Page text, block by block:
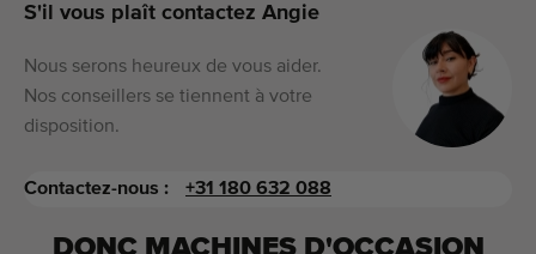
S'il vous plaît contactez Angie
Nous serons heureux de vous aider.
Nos conseillers se tiennent à votre
disposition.
Contactez-nous : +31 180 632 088
DONC MACHINES D'OCCASION